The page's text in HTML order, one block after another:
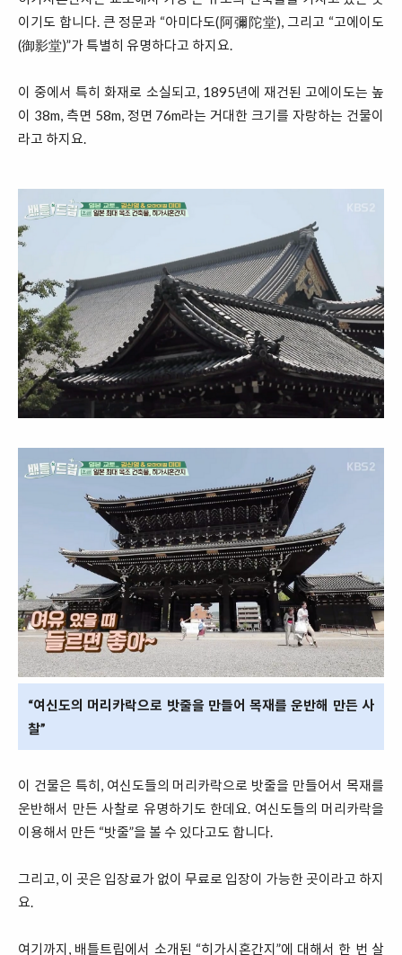
이기도 합니다. 큰 정문과 “아미다도(阿彌陀堂), 그리고 “고에이도
(御影堂)”가 특별히 유명하다고 하지요.
이 중에서 특히 화재로 소실되고, 1895년에 재건된 고에이도는 높
이 38m, 측면 58m, 정면 76m라는 거대한 크기를 자랑하는 건물이
라고 하지요.
“여신도의 머리카락으로 밧줄을 만들어 목재를 운반해 만든 사
찰”
이 건물은 특히, 여신도들의 머리카락으로 밧줄을 만들어서 목재를
운반해서 만든 사찰로 유명하기도 한데요. 여신도들의 머리카락을
이용해서 만든 “밧줄”을 볼 수 있다고도 합니다.
그리고, 이 곳은 입장료가 없이 무료로 입장이 가능한 곳이라고 하지
요.
여기까지, 배틀트립에서 소개된 “히가시혼간지”에 대해서 한 번 살